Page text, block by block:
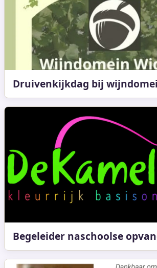
Druivenkijkdag bij
Begeleider naschoolse